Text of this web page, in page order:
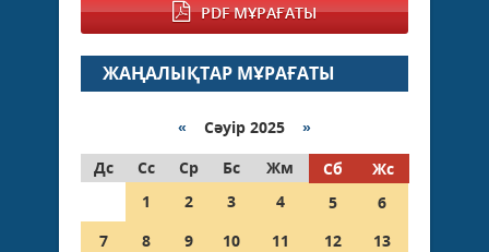
PDF МҰРАҒАТЫ
ЖАҢАЛЫҚТАР МҰРАҒАТЫ
« Сәуір 2025 »
Дс
Сс Ср Бс Жм Сб
Жс
1
2 3 4 5
6
7
8 9 10 11 12
13